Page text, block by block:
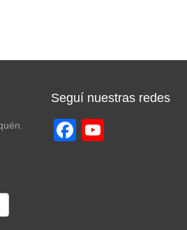
Seguí nuestras redes
Facebook